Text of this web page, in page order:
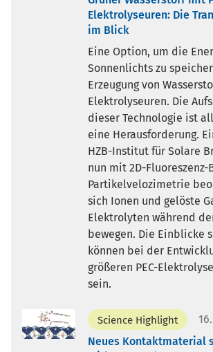
Elektrolyseuren: Die
im Blick
Eine Option, um die
Sonnenlichts zu
Erzeugung von
Elektrolyseuren. Die
dieser Technologie ist
eine Herausforderung.
HZB-Institut für Solare
nun mit 2D-Fluoreszenz-
Partikelvelozimetrie
sich Ionen und gelöste
Elektrolyten während
bewegen. Die Einblicke
können bei der
größeren PEC-
sein.
Science Highlight
Neues Kontaktmaterial